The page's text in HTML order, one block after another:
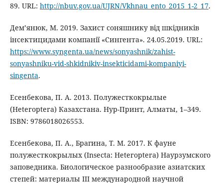
89. URL: http://nbuv.gov.ua/UJRN/Vkhnau_ento_2015_1-2_17.
Дем’янюк, М. 2019. Захист соняшнику від шкідників
інсектицидами компанії «Сингента». 24.05.2019. URL:
https://www.syngenta.ua/news/sonyashnik/zahist-
sonyashniku-vid-shkidnikiv-insekticidami-kompaniyi-
singenta.
Есенбекова, П. А. 2013. Полужесткокрылые
(Heteroptera) Казахстана. Нур-Принт, Алматы, 1–349.
ISBN: 9786018026553.
Есенбекова, П. А., Брагина, Т. М. 2017. К фауне
полужесткокрылых (Insecta: Heteroptera) Наурзумского
заповедника. Биологическое разнообразие азиатских
степей: материалы III международной научной